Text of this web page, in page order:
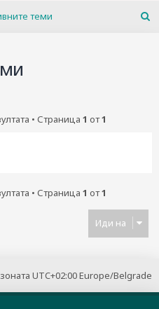
теми
• Страница 1 от1
• Страница 1 от1
Иди на
UTC+02:00 Europe/Belgrade